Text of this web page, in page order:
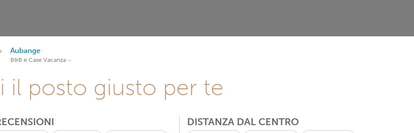
Aubange
B&B e Case Vacanza
il posto giusto per te
DISTANZA DAL CENTRO